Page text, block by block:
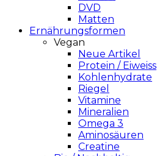
DVD
Matten
Ernährungsformen
Vegan
Neue Artikel
Protein / Eiweiss
Kohlenhydrate
Riegel
Vitamine
Mineralien
Omega 3
Aminosäuren
Creatine